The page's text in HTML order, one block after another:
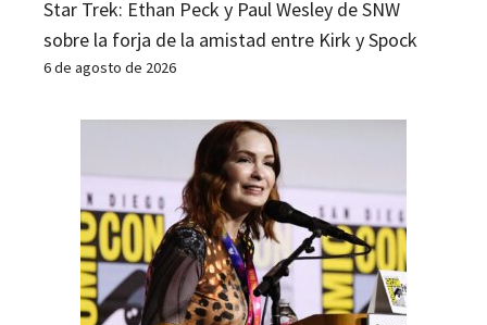
Star Trek: Ethan Peck y Paul Wesley de SNW
sobre la forja de la amistad entre Kirk y Spock
6 de agosto de 2026